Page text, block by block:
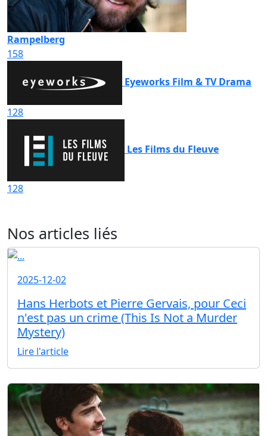
Rampelberg
158
Eyeworks Film & TV Drama
128
Les Films du Fleuve
128
Nos articles liés
2025-12-02
Hans Herbots et Pierre Gervais, pour Ceci
n'est pas un crime (This Is Not a Murder
Mystery)
Lire l'article